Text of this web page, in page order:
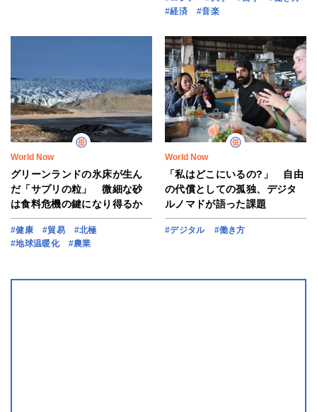
#経済
#音楽
World Now
グリーンランドの氷床が生ん
だ「サプリの粒」 微細な砂
は食料危機の鍵になり得るか
#健康 #貿易
#北極
#地球温暖化
#農業
World Now
「私はどこにいるの?」 自由
の代償としての孤独、デジタ
ルノマドが語った課題
#デジタル #働き方